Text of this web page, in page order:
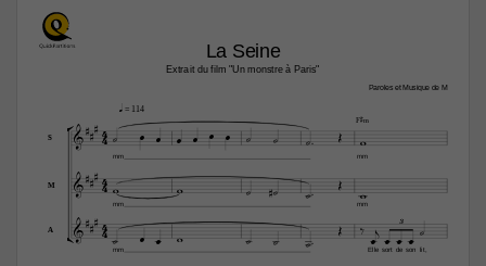


La Seine
Paroles et Musique de M
mm mm
q = 114
mm mm
mm Elle sort de son lit,
4
4
4
4
4
4

S
F©‹
Extrait du film "Un monstre à Paris"

M

A
3
          


  
  


            